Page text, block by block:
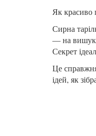
Як красиво
Сирна
— на
Секрет
Це
ідей, як